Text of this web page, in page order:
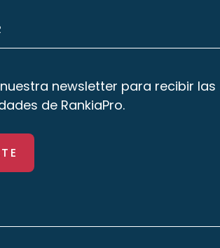
newsletter para recibir las
de RankiaPro.